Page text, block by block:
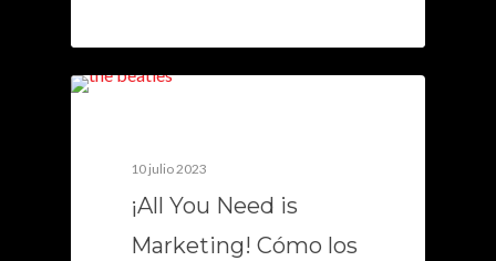
10 julio 2023
¡All You Need is
Marketing! Cómo los